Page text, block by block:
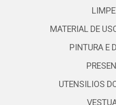
MATERIAL DE
PINTURA E
UTENSILIOS